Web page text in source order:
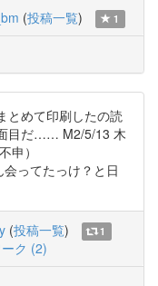
(投稿一覧) 1
とめて印刷したの読
目だ…… M2/5/13 木
申）
ってたっけ？と日
(投稿一覧)
1
ク (2)